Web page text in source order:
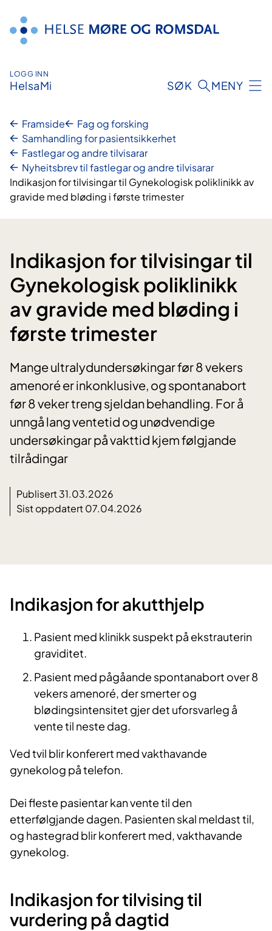
innhald
LOGG INN
HelsaMi SØK MENY
Framside
Fag og forsking
Samhandling for pasientsikkerhet
Fastlegar og andre tilvisarar
Nyheitsbrev til fastlegar og andre tilvisarar
Indikasjon for tilvisingar til Gynekologisk poliklinikk av
gravide med bløding i første trimester
Indikasjon for tilvisingar til
Gynekologisk poliklinikk
av gravide med bløding i
første trimester
Mange ultralydundersøkingar før 8 vekers
amenoré er inkonklusive, og spontanabort
før 8 veker treng sjeldan behandling. For å
unngå lang ventetid og unødvendige
undersøkingar på vakttid kjem følgjande
tilrådingar
Publisert 31.03.2026
Sist oppdatert 07.04.2026
Indikasjon for akutthjelp
Pasient med klinikk suspekt på ekstrauterin
graviditet.
Pasient med pågåande spontanabort over 8
vekers amenoré, der smerter og
blødingsintensitet gjer det uforsvarleg å
vente til neste dag.
Ved tvil blir konferert med vakthavande
gynekolog på telefon.
Dei fleste pasientar kan vente til den
etterfølgjande dagen. Pasienten skal meldast til,
og hastegrad blir konferert med, vakthavande
gynekolog.
Indikasjon for tilvising til
vurdering på dagtid